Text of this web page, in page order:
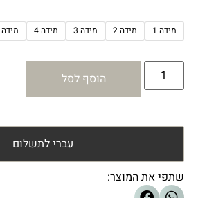
מידה 1 מידה 2 מידה 3 מידה 4 מידה 5
הוסף לסל
עברי לתשלום
שתפי את המוצר: